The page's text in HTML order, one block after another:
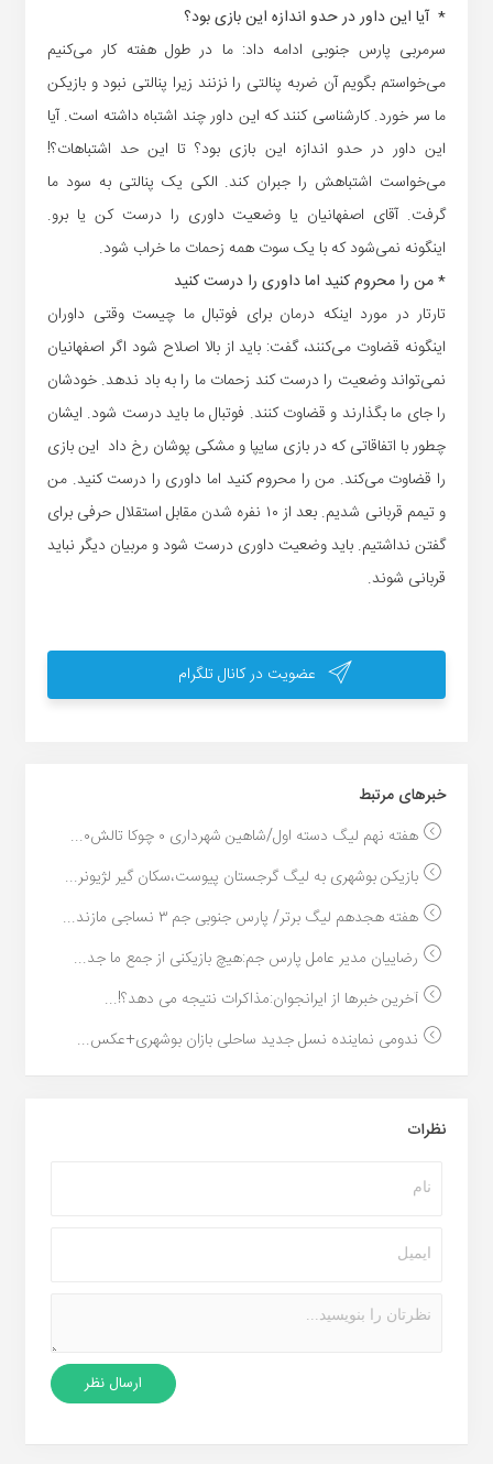
* آیا این داور در حدو اندازه این بازی بود؟
سرمربی پارس جنوبی ادامه داد: ما در طول هفته کار می‌کنیم
می‌خواستم بگویم آن ضربه پنالتی را نزنند زیرا پنالتی نبود و بازیکن
ما سر خورد. کارشناسی کنند که این داور چند اشتباه داشته است. آیا
این داور در حدو اندازه این بازی بود؟ تا این حد اشتباهات؟!
می‌خواست اشتباهش را جبران کند. الکی یک پنالتی به سود ما
گرفت. آقای اصفهانیان یا وضعیت داوری را درست کن یا برو.
اینگونه نمی‌شود که با یک سوت همه زحمات ما خراب شود.
* من را محروم کنید اما داوری را درست کنید
تارتار در مورد اینکه درمان برای فوتبال ما چیست وقتی داوران
اینگونه قضاوت می‌کنند، گفت: باید از بالا اصلاح شود اگر اصفهانیان
نمی‌تواند وضعیت را درست کند زحمات ما را به باد ندهد. خودشان
را جای ما بگذارند و قضاوت کنند. فوتبال ما باید درست شود. ایشان
چطور با اتفاقاتی که در بازی سایپا و مشکی پوشان رخ داد این بازی
را قضاوت می‌کند. من را محروم کنید اما داوری را درست کنید. من
و تیمم قربانی شدیم. بعد از ۱۰ نفره شدن مقابل استقلال حرفی برای
گفتن نداشتیم. باید وضعیت داوری درست شود و مربیان دیگر نباید
قربانی شوند.
عضویت در کانال تلگرام
خبر‌های مرتبط
هفته نهم لیگ دسته اول/شاهین شهرداری ۰ چوکا تالش۰...
بازیکن بوشهری به لیگ گرجستان پیوست،سکان گیر لژیونر...
هفته هجدهم لیگ برتر/ پارس جنوبی جم ۳ نساجی مازند...
رضاییان مدیر عامل پارس جم:هیچ بازیکنی از جمع ما جد...
آخرین خبرها از ایرانجوان:مذاکرات نتیجه می دهد؟!...
ندومی نماینده نسل جدید ساحلی بازان بوشهری+عکس...
نظرات